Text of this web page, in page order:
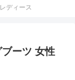
レディース
ーツ 女性